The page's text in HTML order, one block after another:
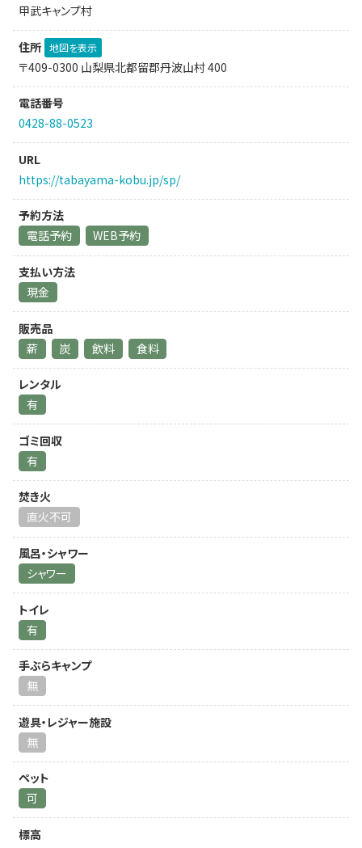
甲武キャンプ村
住所 地図を表示
〒409-0300 山梨県北都留郡丹波山村 400
電話番号
0428-88-0523
URL
https://tabayama-kobu.jp/sp/
予約方法
電話予約
WEB予約
支払い方法
現金
販売品
薪
炭 飲料 食料
レンタル
有
ゴミ回収
有
焚き火
直火不可
風呂・シャワー
シャワー
トイレ
有
手ぶらキャンプ
無
遊具・レジャー施設
無
ペット
可
標高